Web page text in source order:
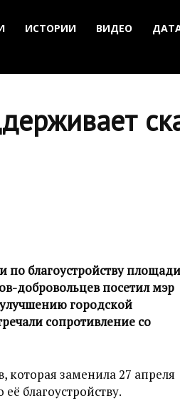
ИСТОРИИ ВИДЕО
благоустройству площади
добровольцев посетил мэр
городской
сопротивление со
которая заменила 27 апреля
благоустройству.